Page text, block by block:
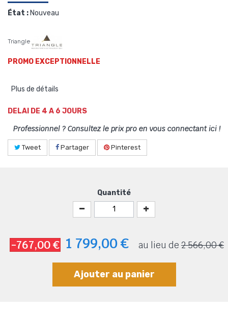
État :Nouveau
Triangle
PROMO EXCEPTIONNELLE
Plus de détails
DELAI DE 4 A 6 JOURS
Professionnel ? Consultez le prix pro en vous connectant ici !
Tweet Partager Pinterest
Quantité
-767,00 € 1 799,00 € au lieu de 2 566,00 €
Ajouter au panier